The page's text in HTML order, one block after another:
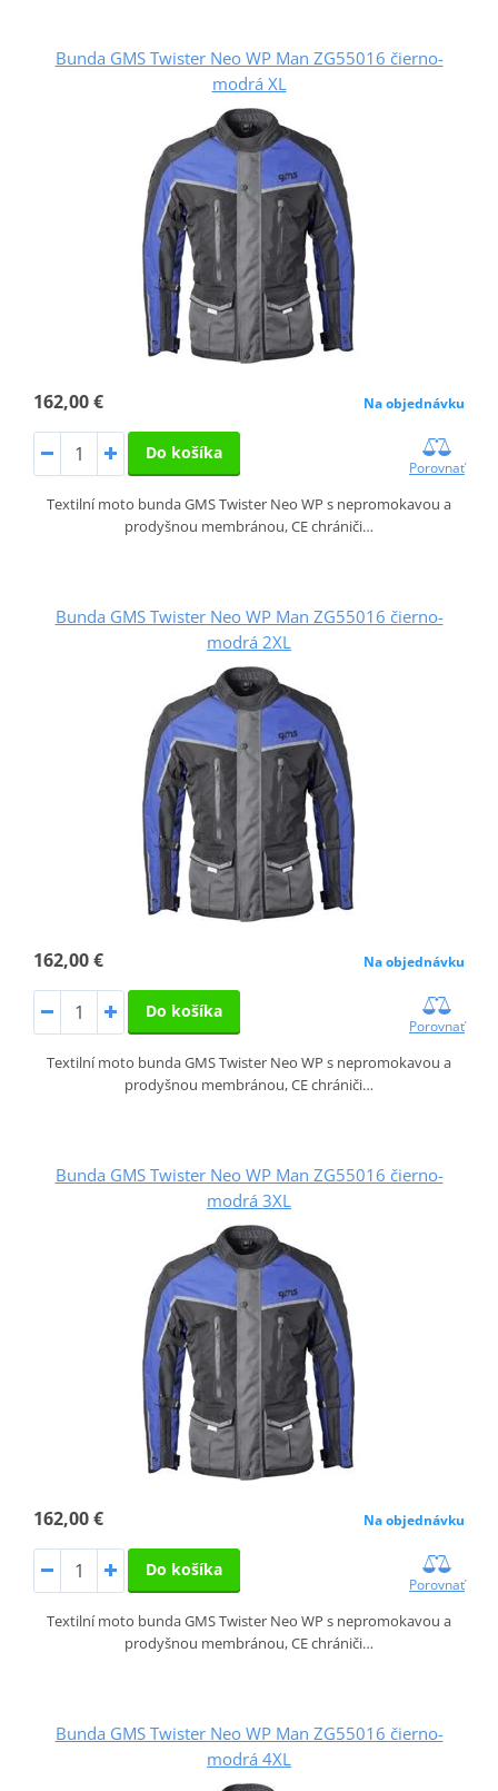
Bunda GMS Twister Neo WP Man ZG55016 čierno-
modrá XL
162,00 € Na objednávku
Do košíka
Porovnať
Textilní moto bunda GMS Twister Neo WP s nepromokavou a
prodyšnou membránou, CE chrániči…
Bunda GMS Twister Neo WP Man ZG55016 čierno-
modrá 2XL
162,00 € Na objednávku
Do košíka
Porovnať
Textilní moto bunda GMS Twister Neo WP s nepromokavou a
prodyšnou membránou, CE chrániči…
Bunda GMS Twister Neo WP Man ZG55016 čierno-
modrá 3XL
162,00 € Na objednávku
Do košíka
Porovnať
Textilní moto bunda GMS Twister Neo WP s nepromokavou a
prodyšnou membránou, CE chrániči…
Bunda GMS Twister Neo WP Man ZG55016 čierno-
modrá 4XL